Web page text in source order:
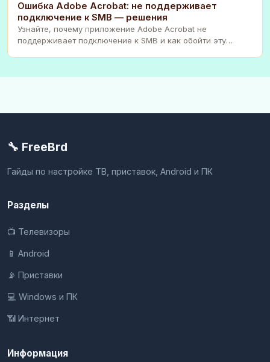
Ошибка Adobe Acrobat: не поддерживает
подключение к SMB — решения
Узнайте, почему приложение Adobe Acrobat не
поддерживает подключение к SMB и как обойти эту
🔧 FreeBrd
Гайды по настройке ТВ, приставок, Android и ПК
Разделы
📺 Телевизоры
📱 Android
📡 Приставки
💻 Windows и ПК
📶 Интернет
Информация